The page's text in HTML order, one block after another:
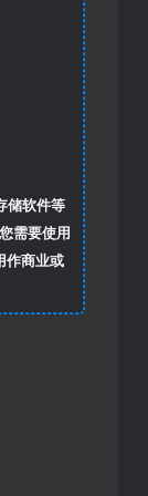
储软件等
需要使用
作商业或